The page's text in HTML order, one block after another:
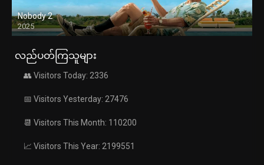
Nobody 2
2025
လည်ပတ်ကြသူများ
👥 Visitors Today: 2336
📅 Visitors Yesterday: 27476
📆 Visitors This Month: 110200
📈 Visitors This Year: 2199551